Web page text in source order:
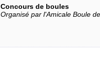
Concours de boules
Organisé par l'Amicale Boule